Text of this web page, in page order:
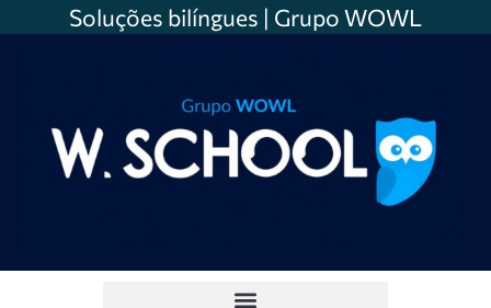
Soluções bilíngues | Grupo WOWL